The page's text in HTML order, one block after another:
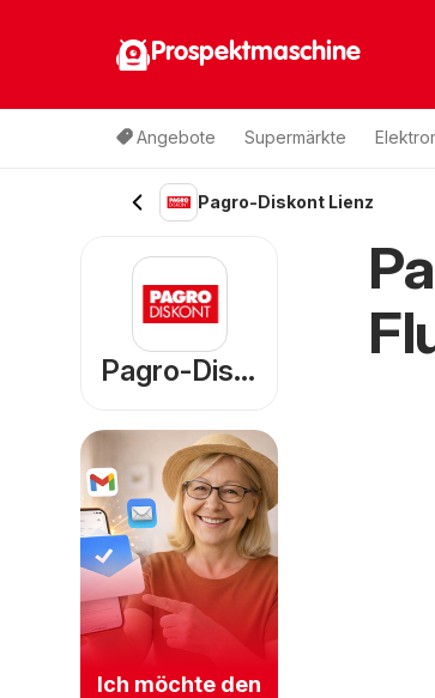
Prospektmaschine
Angebote Supermärkte
Pagro-Diskont Lienz
Pagro-Diskont
Ich möchte den